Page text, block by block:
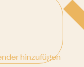
hinzufügen